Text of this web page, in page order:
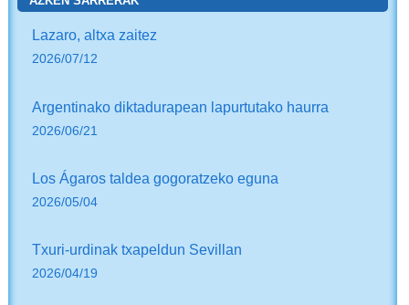
Lazaro, altxa zaitez
2026/07/12
Argentinako diktadurapean lapurtutako haurra
2026/06/21
Los Ágaros taldea gogoratzeko eguna
2026/05/04
Txuri-urdinak txapeldun Sevillan
2026/04/19